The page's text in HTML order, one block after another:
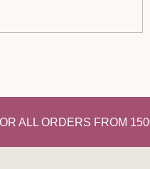
ALL ORDERS FROM